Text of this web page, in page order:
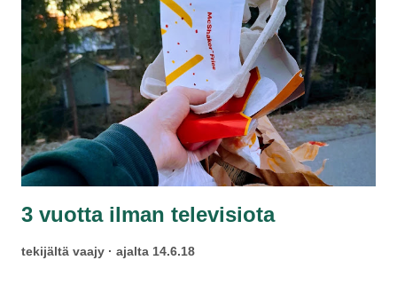
3 vuotta ilman televisiota
tekijältä vaajy ajalta 14.6.18